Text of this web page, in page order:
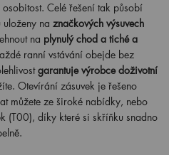
Celé řešení tak působí
uloženy na značkových výsuvech
na plynulý chod a tiché a
ranní vstávání obejde bez
garantuje výrobce doživotní
Otevírání zásuvek je řešeno
můžete ze široké nabídky, nebo
(T00), díky které si skříňku snadno